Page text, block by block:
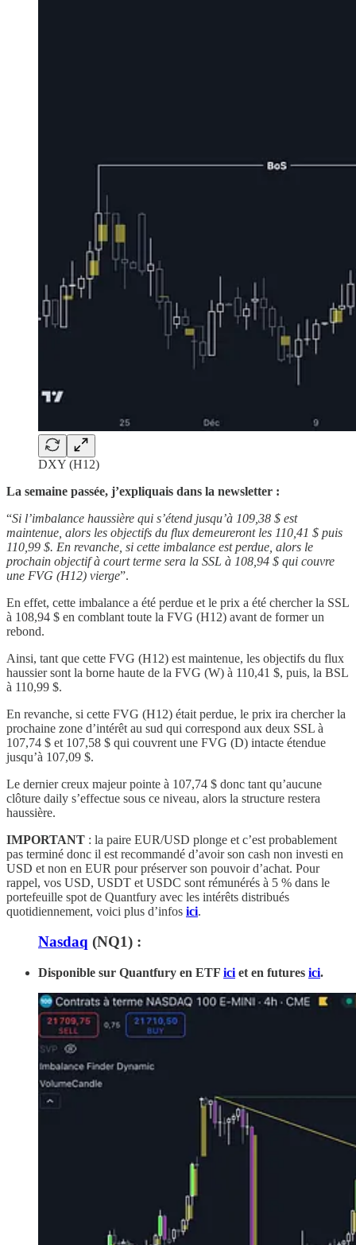
DXY (H12)
La semaine passée, j’expliquais dans la newsletter :
“Si l’imbalance haussière qui s’étend jusqu’à 109,38 $ est
maintenue, alors les objectifs du flux demeureront les 110,41 $ puis
110,99 $. En revanche, si cette imbalance est perdue, alors le
prochain objectif à court terme sera la SSL à 108,94 $ qui couvre
une FVG (H12) vierge”.
En effet, cette imbalance a été perdue et le prix a été chercher la SSL
à 108,94 $ en comblant toute la FVG (H12) avant de former un
rebond.
Ainsi, tant que cette FVG (H12) est maintenue, les objectifs du flux
haussier sont la borne haute de la FVG (W) à 110,41 $, puis, la BSL
à 110,99 $.
En revanche, si cette FVG (H12) était perdue, le prix ira chercher la
prochaine zone d’intérêt au sud qui correspond aux deux SSL à
107,74 $ et 107,58 $ qui couvrent une FVG (D) intacte étendue
jusqu’à 107,09 $.
Le dernier creux majeur pointe à 107,74 $ donc tant qu’aucune
clôture daily s’effectue sous ce niveau, alors la structure restera
haussière.
IMPORTANT : la paire EUR/USD plonge et c’est probablement
pas terminé donc il est recommandé d’avoir son cash non investi en
USD et non en EUR pour préserver son pouvoir d’achat. Pour
rappel, vos USD, USDT et USDC sont rémunérés à 5 % dans le
portefeuille spot de Quantfury avec les intérêts distribués
quotidiennement, voici plus d’infos ici.
Nasdaq (NQ1) :
Disponible sur Quantfury en ETF ici et en futures ici.